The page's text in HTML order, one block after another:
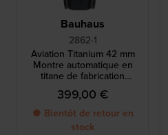
Bauhaus
2862-1
Aviation Titanium 42 mm
Montre automatique en
titane de fabrication
allemande avec date du
jour
399,00 €
● Bientôt de retour en
stock